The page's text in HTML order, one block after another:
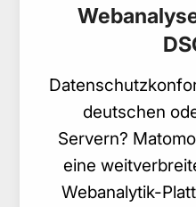
deutschen
Servern?
eine
Webanalytik-